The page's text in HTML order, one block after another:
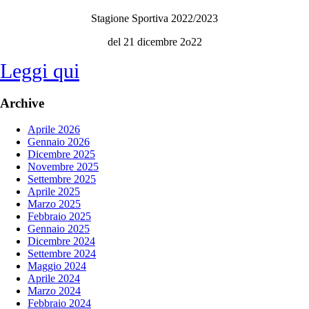
Stagione Sportiva 2022/2023
del 21 dicembre 2o22
Leggi qui
Archive
Aprile 2026
Gennaio 2026
Dicembre 2025
Novembre 2025
Settembre 2025
Aprile 2025
Marzo 2025
Febbraio 2025
Gennaio 2025
Dicembre 2024
Settembre 2024
Maggio 2024
Aprile 2024
Marzo 2024
Febbraio 2024